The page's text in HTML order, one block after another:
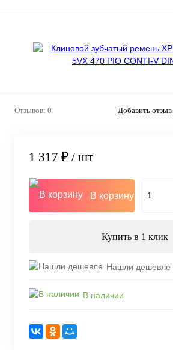
Отзывов: 0 Добавить отзыв
1 317 ₽ / шт
В корзину
Купить в 1 клик
Нашли дешевле
В наличии